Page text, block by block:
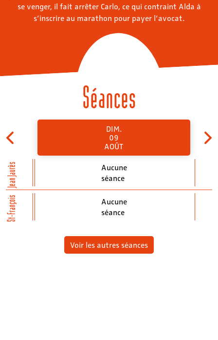
se venger, il fait arrêter Carlo, ce qui contraint Alda à
s’inscrire au marathon pour payer l’avocat.
Séances
Jean Jaurès
St-François
DIM.
09
AOÛT
Aucune
séance
Aucune
séance
Voir les autres séances